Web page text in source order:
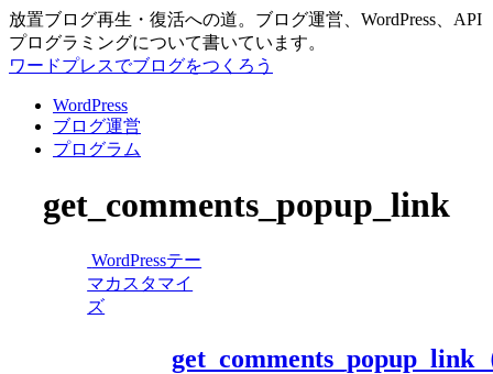
放置ブログ再生・復活への道。ブログ運営、WordPress、API
プログラミングについて書いています。
ワードプレスでブログをつくろう
WordPress
ブログ運営
プログラム
get_comments_popup_link
WordPressテー
マカスタマイ
ズ
get_comments_popup_link